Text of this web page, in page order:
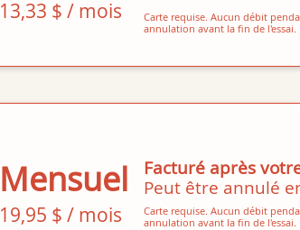
13,33 $ / mois
Carte requise. Aucun débit
annulation avant la fin de l'essai.
Mensuel
19,95 $ / mois
Facturé après
Peut être annulé
Carte requise. Aucun débit
annulation avant la fin de l'essai.